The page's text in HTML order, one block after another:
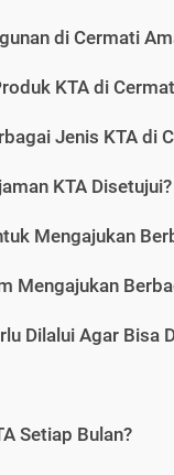
di Cermati
KTA di
Jenis KTA di
KTA Disetujui?
Mengajukan
Mengajukan
Dilalui Agar Bisa
Setiap Bulan?